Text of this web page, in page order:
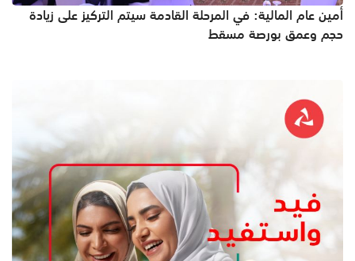
أمين عام المالية: في المرحلة القادمة سيتم التركيز على زيادة
حجم وعمق بورصة مسقط